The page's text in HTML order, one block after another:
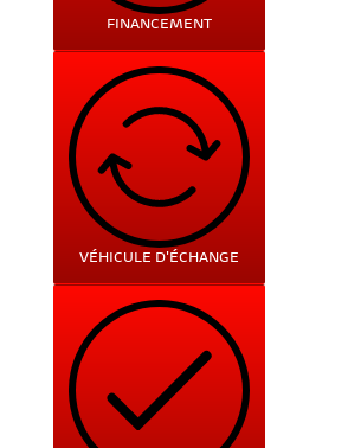
FINANCEMENT
VÉHICULE D'ÉCHANGE